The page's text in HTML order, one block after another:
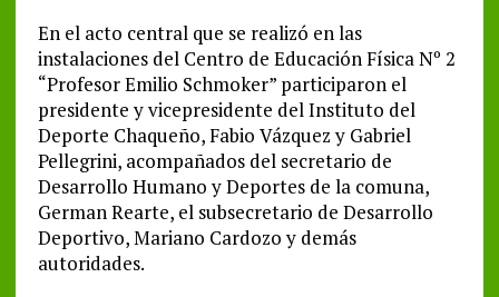
En el acto central que se realizó en las
instalaciones del Centro de Educación Física Nº 2
“Profesor Emilio Schmoker” participaron el
presidente y vicepresidente del Instituto del
Deporte Chaqueño, Fabio Vázquez y Gabriel
Pellegrini, acompañados del secretario de
Desarrollo Humano y Deportes de la comuna,
German Rearte, el subsecretario de Desarrollo
Deportivo, Mariano Cardozo y demás
autoridades.